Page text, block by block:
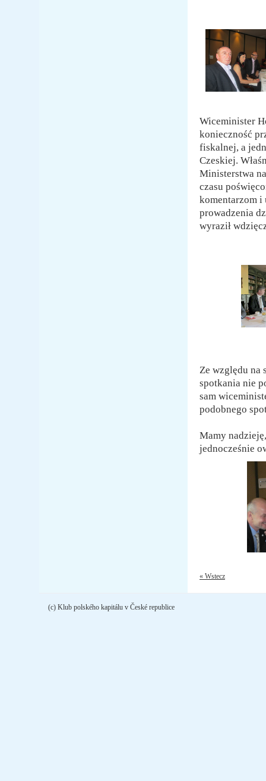
Wiceminister
konieczność
fiskalnej, a
Czeskiej.
Ministerstwa
czasu
komentarzom i
prowadzenia
wyraził
Ze względu na
spotkania nie
sam
podobnego
Mamy
jednocześnie
« Wstecz
(c) Klub polského kapitálu v České republice